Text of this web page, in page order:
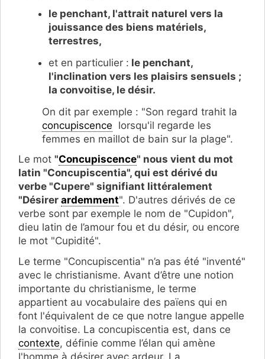
le penchant, l'attrait naturel vers la
jouissance des biens matériels,
terrestres,
et en particulier : le penchant,
l'inclination vers les plaisirs sensuels ;
la convoitise, le désir.
On dit par exemple : "Son regard trahit la
concupiscence lorsqu'il regarde les
femmes en maillot de bain sur la plage".
Le mot "Concupiscence" nous vient du mot
latin "Concupiscentia", qui est dérivé du
verbe "Cupere" signifiant littéralement
"Désirer ardemment". D'autres dérivés de ce
verbe sont par exemple le nom de "Cupidon",
dieu latin de l’amour fou et du désir, ou encore
le mot "Cupidité".
Le terme "Concupiscentia" n’a pas été "inventé"
avec le christianisme. Avant d’être une notion
importante du christianisme, le terme
appartient au vocabulaire des païens qui en
font l'équivalent de ce que notre langue appelle
la convoitise. La concupiscentia est, dans ce
contexte, définie comme l’élan qui amène